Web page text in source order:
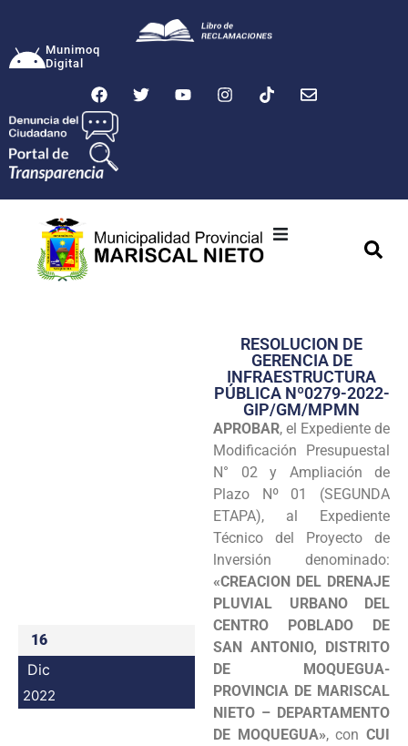
Munimoq
Digital
Transparencia
Seguridad
Programas
Intranet
16
Dic
2022
RESOLUCION DE
GERENCIA DE
INFRAESTRUCTURA
PÚBLICA Nº0279-2022-
GIP/GM/MPMN
APROBAR, el Expediente de
Modificación Presupuestal
N° 02 y Ampliación de
Plazo Nº 01 (SEGUNDA
ETAPA), al Expediente
Técnico del Proyecto de
lnversión denominado:
«CREACION DEL DRENAJE
PLUVIAL URBANO DEL
CENTRO POBLADO DE
SAN ANTONIO, DISTRITO
DE MOQUEGUA-
PROVINCIA DE MARISCAL
NIETO – DEPARTAMENTO
DE MOQUEGUA», conCUI